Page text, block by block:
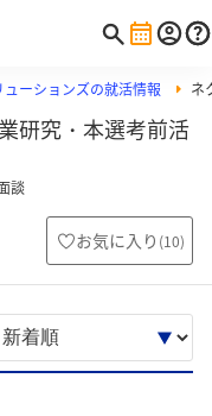
ーションズの就活情報 ネ
研究・本選考前活
談
お気に入り (10)